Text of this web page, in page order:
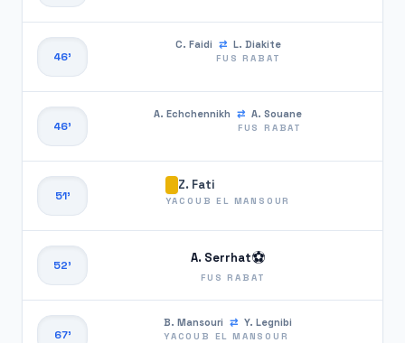
C. Faidi ⇄ L. Diakite
FUS RABAT
46'
A. Echchennikh ⇄ A. Souane
FUS RABAT
46'
51'
Z. Fati
YACOUB EL MANSOUR
A. Serrhat⚽
FUS RABAT
52'
67'
B. Mansouri ⇄ Y. Legnibi
YACOUB EL MANSOUR